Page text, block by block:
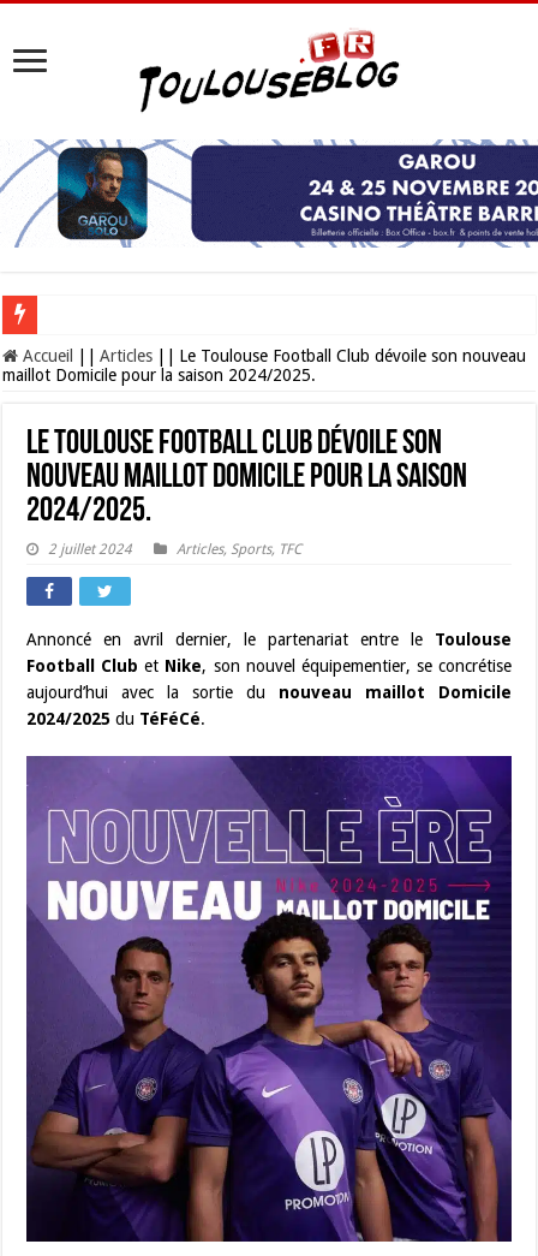
Les Nocturnes de la Cité de l’espace 2026 : l’événement incontournable de
Accueil Articles
Le Toulouse Football Club dévoile son nouveau
maillot Domicile pour la saison 2024/2025.
Le Toulouse Football Club dévoile son
nouveau maillot Domicile pour la saison
2024/2025.
2 juillet 2024 Articles, Sports, TFC
Annoncé en avril dernier, le partenariat entre le Toulouse
Football Club et Nike, son nouvel équipementier, se concrétise
aujourd’hui avec la sortie du nouveau maillot Domicile
2024/2025 du TéFéCé.